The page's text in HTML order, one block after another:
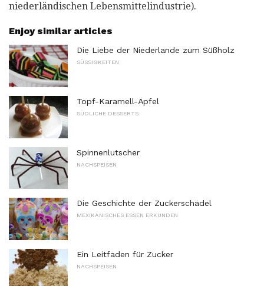
niederländischen Lebensmittelindustrie).
Enjoy similar articles
Die Liebe der Niederlande zum Süßholz
SÜSSIGKEITEN
Topf-Karamell-Äpfel
SÜDLICHE DESSERTS
Spinnenlutscher
NACHSPEISEN
Die Geschichte der Zuckerschädel
MEXIKANISCHES ESSEN ERKUNDEN
Ein Leitfaden für Zucker
NACHSPEISEN